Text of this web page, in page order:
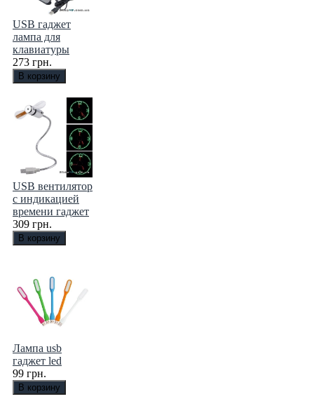
USB гаджет
лампа для
клавиатуры
273 грн.
USB вентилятор
с индикацией
времени гаджет
309 грн.
Лампа usb
гаджет led
99 грн.